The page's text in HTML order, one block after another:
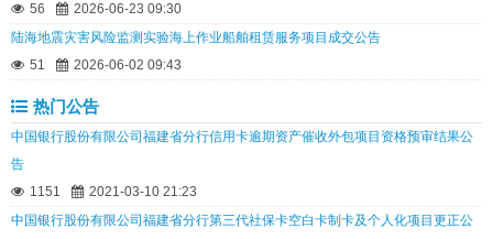
56
2026-06-23 09:30
陆海地震灾害风险监测实验海上作业船舶租赁服务项目成交公告
51
2026-06-02 09:43
热门公告
中国银行股份有限公司福建省分行信用卡逾期资产催收外包项目资格预审结果公
告
1151
2021-03-10 21:23
中国银行股份有限公司福建省分行第三代社保卡空白卡制卡及个人化项目更正公